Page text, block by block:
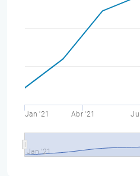
Jan '21 Abr '21
Jan '21